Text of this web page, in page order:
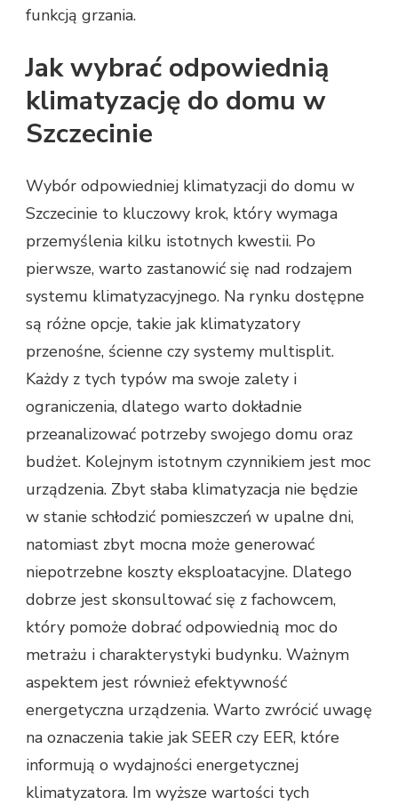
funkcją grzania.
Jak wybrać odpowiednią
klimatyzację do domu w
Szczecinie
Wybór odpowiedniej klimatyzacji do domu w
Szczecinie to kluczowy krok, który wymaga
przemyślenia kilku istotnych kwestii. Po
pierwsze, warto zastanowić się nad rodzajem
systemu klimatyzacyjnego. Na rynku dostępne
są różne opcje, takie jak klimatyzatory
przenośne, ścienne czy systemy multisplit.
Każdy z tych typów ma swoje zalety i
ograniczenia, dlatego warto dokładnie
przeanalizować potrzeby swojego domu oraz
budżet. Kolejnym istotnym czynnikiem jest moc
urządzenia. Zbyt słaba klimatyzacja nie będzie
w stanie schłodzić pomieszczeń w upalne dni,
natomiast zbyt mocna może generować
niepotrzebne koszty eksploatacyjne. Dlatego
dobrze jest skonsultować się z fachowcem,
który pomoże dobrać odpowiednią moc do
metrażu i charakterystyki budynku. Ważnym
aspektem jest również efektywność
energetyczna urządzenia. Warto zwrócić uwagę
na oznaczenia takie jak SEER czy EER, które
informują o wydajności energetycznej
klimatyzatora. Im wyższe wartości tych